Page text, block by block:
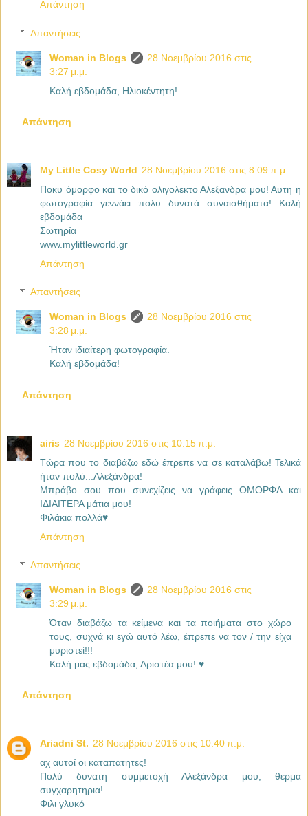
Απάντηση
Απαντήσεις
Woman in Blogs
28 Νοεμβρίου 2016 στις
3:27 μ.μ.
Καλή εβδομάδα, Ηλιοκέντητη!
Απάντηση
My Little Cosy World 28 Νοεμβρίου 2016 στις 8:09 π.μ.
Ποκυ όμορφο και το δικό ολιγολεκτο Αλεξανδρα μου! Αυτη η
φωτογραφία γεννάει πολυ δυνατά συναισθήματα! Καλή
εβδομάδα
Σωτηρία
www.mylittleworld.gr
Απάντηση
Απαντήσεις
Woman in Blogs
28 Νοεμβρίου 2016 στις
3:28 μ.μ.
Ήταν ιδιαίτερη φωτογραφία.
Καλή εβδομάδα!
Απάντηση
airis 28 Νοεμβρίου 2016 στις 10:15 π.μ.
Τώρα που το διαβάζω εδώ έπρεπε να σε καταλάβω! Τελικά
ήταν πολύ...Αλεξάνδρα!
Μπράβο σου που συνεχίζεις να γράφεις ΟΜΟΡΦΑ και
ΙΔΙΑΙΤΕΡΑ μάτια μου!
Φιλάκια πολλά♥
Απάντηση
Απαντήσεις
Woman in Blogs
28 Νοεμβρίου 2016 στις
3:29 μ.μ.
Όταν διαβάζω τα κείμενα και τα ποιήματα στο χώρο
τους, συχνά κι εγώ αυτό λέω, έπρεπε να τον / την είχα
μυριστεί!!!
Καλή μας εβδομάδα, Αριστέα μου! ♥
Απάντηση
Ariadni St. 28 Νοεμβρίου 2016 στις 10:40 π.μ.
αχ αυτοί οι καταπατητες!
Πολύ δυνατη συμμετοχή Αλεξάνδρα μου, θερμα
συγχαρητηρια!
Φιλι γλυκό